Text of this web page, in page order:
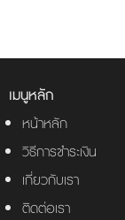
เมนูหลัก
หน้าหลัก
วิธีการชำระเงิน
เกี่ยวกับเรา
ติดต่อเรา